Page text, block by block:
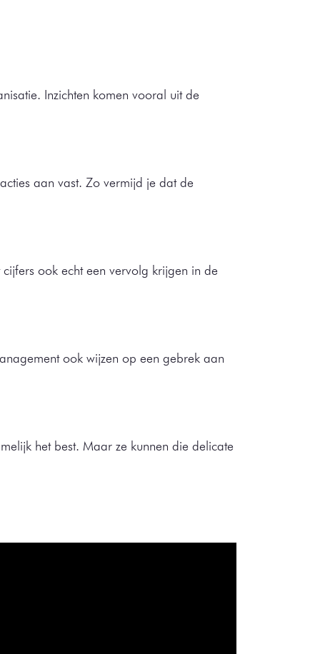
Inzichten komen vooral uit de
aan vast. Zo vermijd je dat de
ook echt een vervolg krijgen in de
ook wijzen op een gebrek aan
het best. Maar ze kunnen die delicate